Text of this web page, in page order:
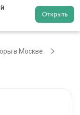
Открыть
Регистрация
в Москве